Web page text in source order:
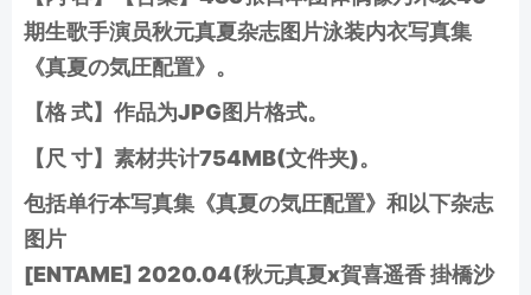
期生歌手演员秋元真夏杂志图片泳装内衣写真集
《真夏の気圧配置》。
【格 式】作品为JPG图片格式。
【尺 寸】素材共计754MB(文件夹)。
包括单行本写真集《真夏の気圧配置》和以下杂志
图片
[ENTAME] 2020.04(秋元真夏x賀喜遥香 掛橋沙